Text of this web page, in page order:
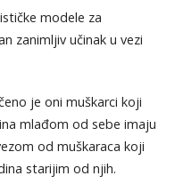
modele za
zanimljiv učinak u vezi
je oni muškarci koji
mlađom od sebe imaju
od muškaraca koji
starijim od njih.